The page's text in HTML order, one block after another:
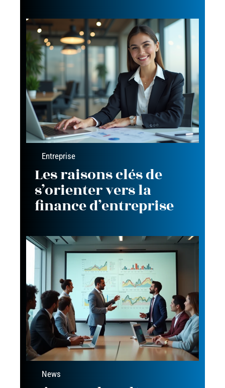
Entreprise
Les raisons clés de
s’orienter vers la
finance d’entreprise
News